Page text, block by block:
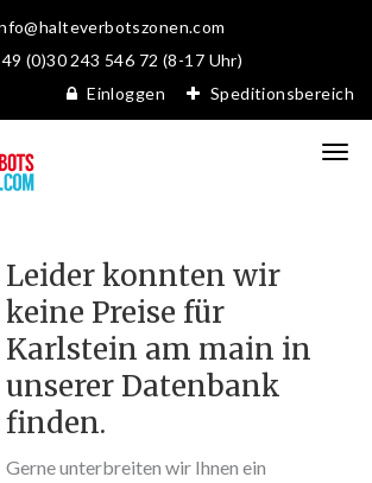
(0)30 243 546 72 (8-17 Uhr)
Einloggen
Speditionsbereich
Leider konnten wir
keine Preise für
Karlstein am main in
unserer Datenbank
finden.
Gerne unterbreiten wir Ihnen ein